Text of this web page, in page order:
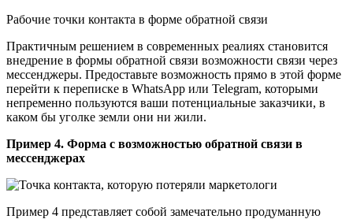
Рабочие точки контакта в форме обратной связи
Практичным решением в современных реалиях становится
внедрение в формы обратной связи возможности связи через
мессенджеры. Предоставьте возможность прямо в этой форме
перейти к переписке в WhatsApp или Telegram, которыми
непременно пользуются ваши потенциальные заказчики, в
каком бы уголке земли они ни жили.
Пример 4. Форма с возможностью обратной связи в
мессенджерах
Пример 4 представляет собой замечательно продуманную